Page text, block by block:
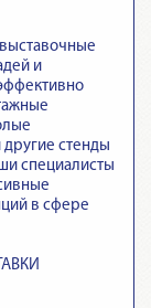
и
стенды
специалисты
в сфере